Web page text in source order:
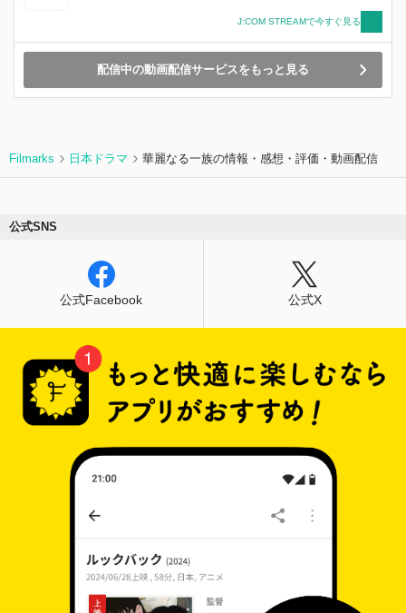
J:COM STREAMで今すぐ見る
配信中の動画配信サービスをもっと見る
Filmarks 日本ドラマ 華麗なる一族の情報・感想・評価・動画配信
公式SNS
公式Facebook 公式X